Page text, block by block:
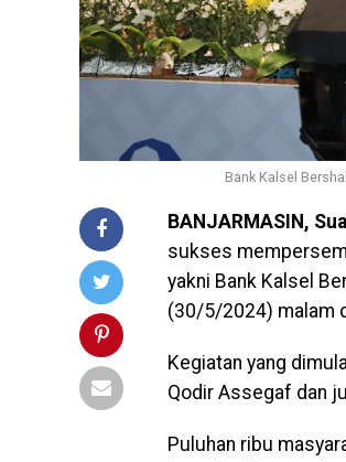
Bank Kalsel
BANJARMASIN,
sukses
yakni Bank Kalsel
(30/5/2024) malam
Kegiatan yang
Qodir Assegaf dan
Puluhan ribu